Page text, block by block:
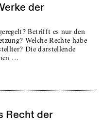
der
Betrifft es nur den
Welche Rechte habe
Die darstellende
…
Recht der